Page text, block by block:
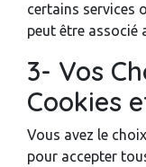
certains services
peut être associé
3- Vos
Cookies
Vous avez le
pour accepter